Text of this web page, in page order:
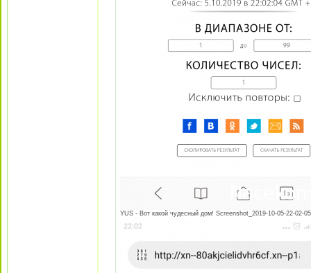
YUS - Вот какой чудесный дом! Screenshot_2019-10-05-22-02-